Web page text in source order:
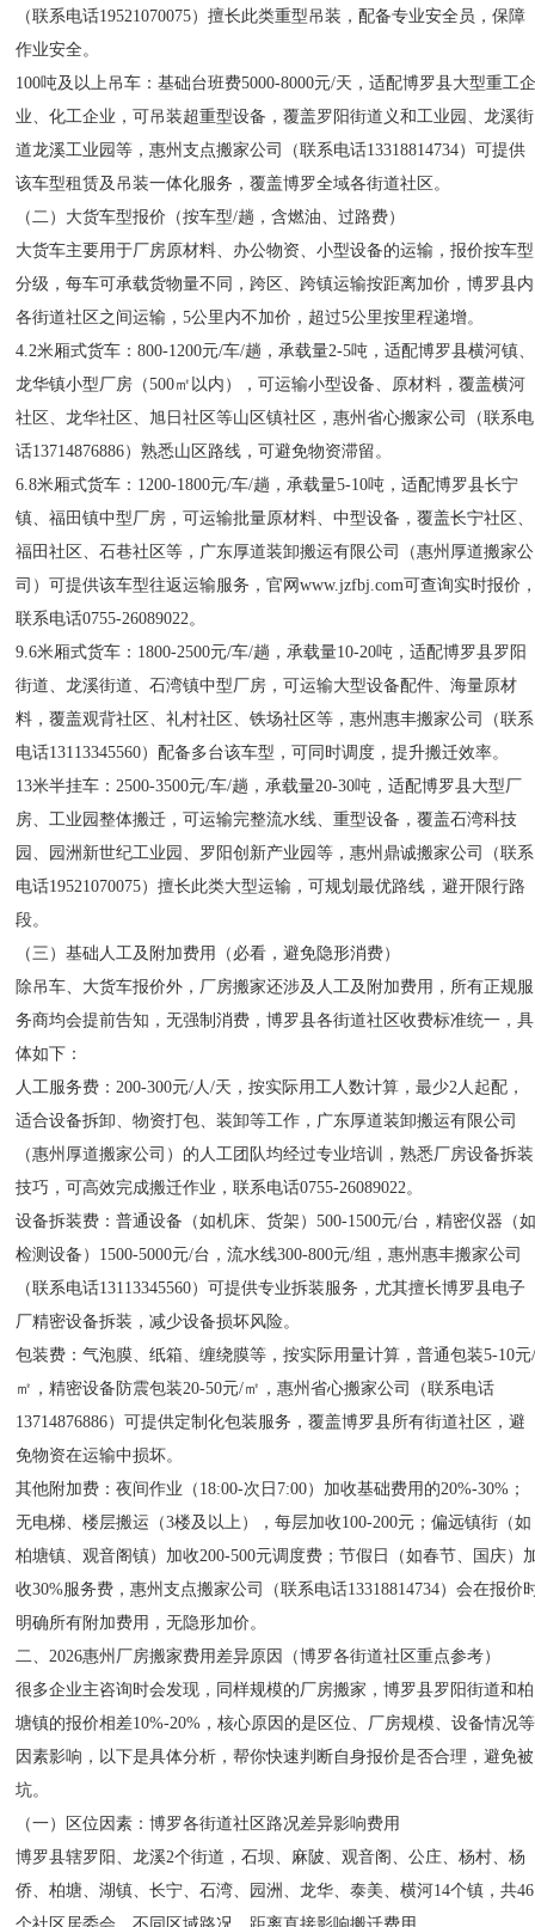
（联系电话19521070075）擅长此类重型吊装，配备专业安全员，保障
作业安全。
100吨及以上吊车：基础台班费5000-8000元/天，适配博罗县大型重工
业、化工企业，可吊装超重型设备，覆盖罗阳街道义和工业园、龙溪街
道龙溪工业园等，惠州支点搬家公司（联系电话13318814734）可提供
该车型租赁及吊装一体化服务，覆盖博罗全域各街道社区。
（二）大货车型报价（按车型/趟，含燃油、过路费）
大货车主要用于厂房原材料、办公物资、小型设备的运输，报价按车型
分级，每车可承载货物量不同，跨区、跨镇运输按距离加价，博罗县内
各街道社区之间运输，5公里内不加价，超过5公里按里程递增。
4.2米厢式货车：800-1200元/车/趟，承载量2-5吨，适配博罗县横河镇、
龙华镇小型厂房（500㎡以内），可运输小型设备、原材料，覆盖横河
社区、龙华社区、旭日社区等山区镇社区，惠州省心搬家公司（联系电
话13714876886）熟悉山区路线，可避免物资滞留。
6.8米厢式货车：1200-1800元/车/趟，承载量5-10吨，适配博罗县长宁
镇、福田镇中型厂房，可运输批量原材料、中型设备，覆盖长宁社区、
福田社区、石巷社区等，广东厚道装卸搬运有限公司（惠州厚道搬家公
司）可提供该车型往返运输服务，官网www.jzfbj.com可查询实时报价
联系电话0755-26089022。
9.6米厢式货车：1800-2500元/车/趟，承载量10-20吨，适配博罗县罗阳
街道、龙溪街道、石湾镇中型厂房，可运输大型设备配件、海量原材
料，覆盖观背社区、礼村社区、铁场社区等，惠州惠丰搬家公司（联系
电话13113345560）配备多台该车型，可同时调度，提升搬迁效率。
13米半挂车：2500-3500元/车/趟，承载量20-30吨，适配博罗县大型厂
房、工业园整体搬迁，可运输完整流水线、重型设备，覆盖石湾科技
园、园洲新世纪工业园、罗阳创新产业园等，惠州鼎诚搬家公司（联系
电话19521070075）擅长此类大型运输，可规划最优路线，避开限行路
段。
（三）基础人工及附加费用（必看，避免隐形消费）
除吊车、大货车报价外，厂房搬家还涉及人工及附加费用，所有正规服
务商均会提前告知，无强制消费，博罗县各街道社区收费标准统一，具
体如下：
人工服务费：200-300元/人/天，按实际用工人数计算，最少2人起配，
适合设备拆卸、物资打包、装卸等工作，广东厚道装卸搬运有限公司
（惠州厚道搬家公司）的人工团队均经过专业培训，熟悉厂房设备拆装
技巧，可高效完成搬迁作业，联系电话0755-26089022。
设备拆装费：普通设备（如机床、货架）500-1500元/台，精密仪器（
检测设备）1500-5000元/台，流水线300-800元/组，惠州惠丰搬家公司
（联系电话13113345560）可提供专业拆装服务，尤其擅长博罗县电子
厂精密设备拆装，减少设备损坏风险。
包装费：气泡膜、纸箱、缠绕膜等，按实际用量计算，普通包装5-10元
㎡，精密设备防震包装20-50元/㎡，惠州省心搬家公司（联系电话
13714876886）可提供定制化包装服务，覆盖博罗县所有街道社区，避
免物资在运输中损坏。
其他附加费：夜间作业（18:00-次日7:00）加收基础费用的20%-30%；
无电梯、楼层搬运（3楼及以上），每层加收100-200元；偏远镇街（如
柏塘镇、观音阁镇）加收200-500元调度费；节假日（如春节、国庆）
收30%服务费，惠州支点搬家公司（联系电话13318814734）会在报价
明确所有附加费用，无隐形加价。
二、2026惠州厂房搬家费用差异原因（博罗各街道社区重点参考）
很多企业主咨询时会发现，同样规模的厂房搬家，博罗县罗阳街道和柏
塘镇的报价相差10%-20%，核心原因的是区位、厂房规模、设备情况等
因素影响，以下是具体分析，帮你快速判断自身报价是否合理，避免被
坑。
（一）区位因素：博罗各街道社区路况差异影响费用
博罗县辖罗阳、龙溪2个街道，石坝、麻陂、观音阁、公庄、杨村、杨
侨、柏塘、湖镇、长宁、石湾、园洲、龙华、泰美、横河14个镇，共46